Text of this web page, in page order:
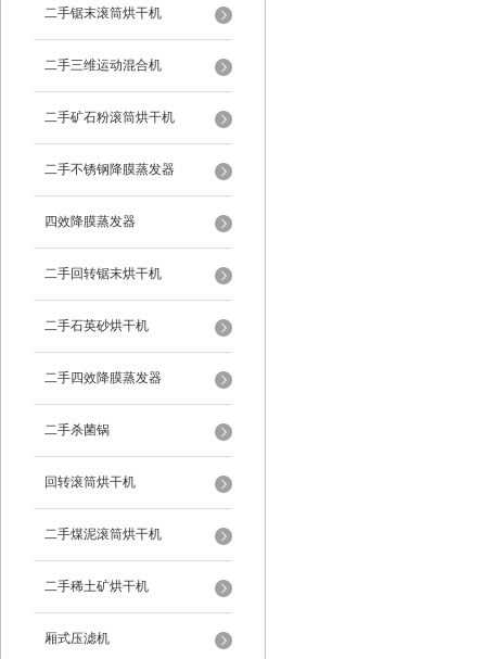
二手锯末滚筒烘干机
二手三维运动混合机
二手矿石粉滚筒烘干机
二手不锈钢降膜蒸发器
四效降膜蒸发器
二手回转锯末烘干机
二手石英砂烘干机
二手四效降膜蒸发器
二手杀菌锅
回转滚筒烘干机
二手煤泥滚筒烘干机
二手稀土矿烘干机
厢式压滤机